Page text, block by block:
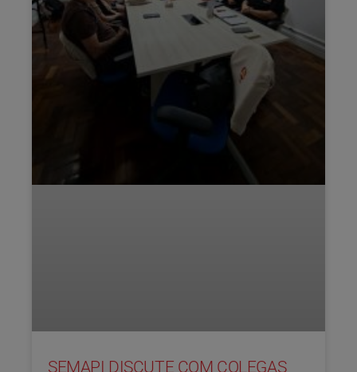
SEMAPI DISCUTE COM COLEGAS